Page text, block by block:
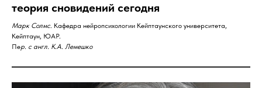
теория сновидений сегодня
Марк Солмc. Кафедра нейропсихологии Кейптаунского университета,
Кейптаун, ЮАР.
Пер. с англ. К.А. Лемешко